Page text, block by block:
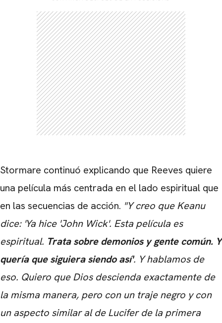
Stormare continuó explicando que Reeves quiere
una película más centrada en el lado espiritual que
en las secuencias de acción. "Y creo que Keanu
dice: 'Ya hice 'John Wick'. Esta película es
espiritual. Trata sobre demonios y gente común. Y
quería que siguiera siendo así'. Y hablamos de
eso. Quiero que Dios descienda exactamente de
la misma manera, pero con un traje negro y con
un aspecto similar al de Lucifer de la primera